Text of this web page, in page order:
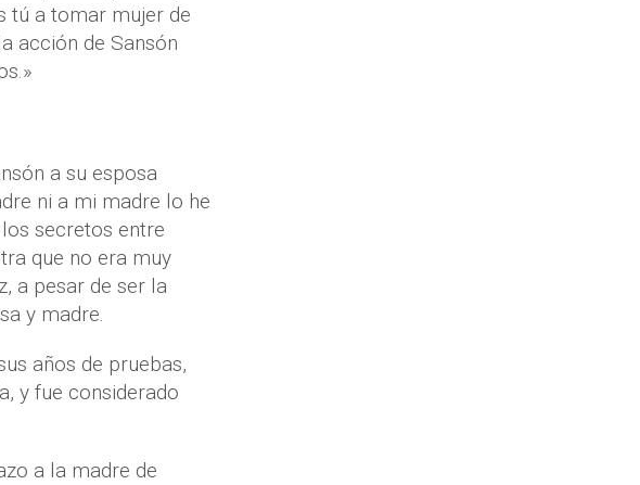
tú a tomar mujer de
acción de Sansón
a su esposa
ni a mi madre lo he
secretos entre
que no era muy
a pesar de ser la
y madre.
años de pruebas,
y fue considerado
a la madre de